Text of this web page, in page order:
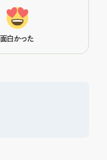
面白かった